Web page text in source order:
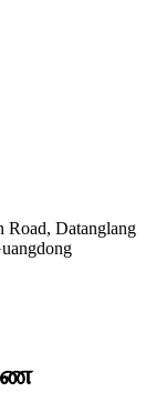
Road, Datanglang